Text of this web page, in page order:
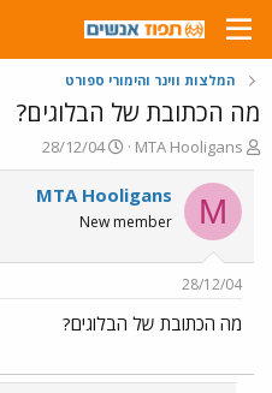
המלצות ווינר והימורי ספורט
מה הכתובת של הבלוגים?
פ
ו
ת
ח
ה
ש
א
MTA Hooligans
פ
ו
ר
ם
ר
28/12/04
M
MTA Hooligans
New member
28/12/04
מה הכתובת של הבלוגים?